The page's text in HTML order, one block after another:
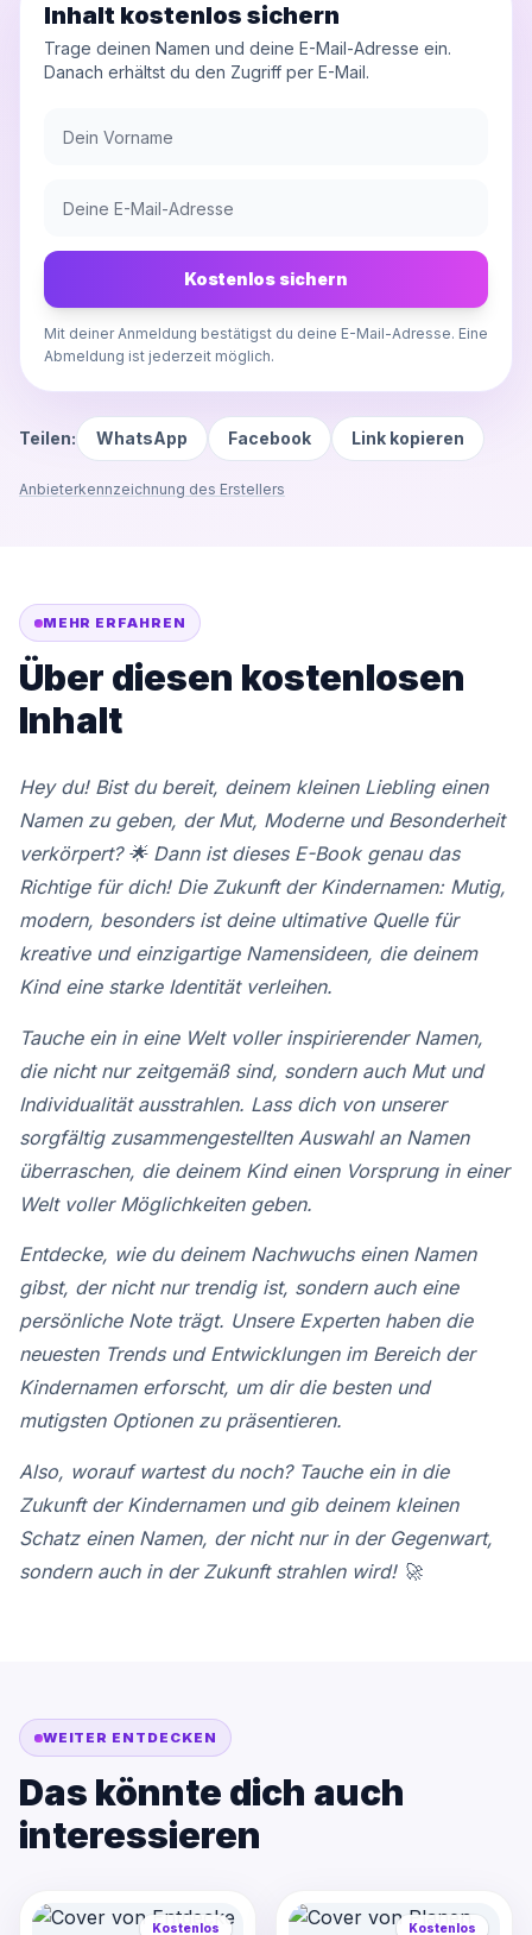
Inhalt kostenlos sichern
Trage deinen Namen und deine E-Mail-Adresse ein.
Danach erhältst du den Zugriff per E-Mail.
Kostenlos sichern
Mit deiner Anmeldung bestätigst du deine E-Mail-Adresse. Eine
Abmeldung ist jederzeit möglich.
Teilen: WhatsApp Facebook Link kopieren
Anbieterkennzeichnung des Erstellers
MEHR ERFAHREN
Über diesen kostenlosen
Inhalt
Hey du! Bist du bereit, deinem kleinen Liebling einen
Namen zu geben, der Mut, Moderne und Besonderheit
verkörpert? 🌟 Dann ist dieses E-Book genau das
Richtige für dich! Die Zukunft der Kindernamen: Mutig,
modern, besonders ist deine ultimative Quelle für
kreative und einzigartige Namensideen, die deinem
Kind eine starke Identität verleihen.
Tauche ein in eine Welt voller inspirierender Namen,
die nicht nur zeitgemäß sind, sondern auch Mut und
Individualität ausstrahlen. Lass dich von unserer
sorgfältig zusammengestellten Auswahl an Namen
überraschen, die deinem Kind einen Vorsprung in einer
Welt voller Möglichkeiten geben.
Entdecke, wie du deinem Nachwuchs einen Namen
gibst, der nicht nur trendig ist, sondern auch eine
persönliche Note trägt. Unsere Experten haben die
neuesten Trends und Entwicklungen im Bereich der
Kindernamen erforscht, um dir die besten und
mutigsten Optionen zu präsentieren.
Also, worauf wartest du noch? Tauche ein in die
Zukunft der Kindernamen und gib deinem kleinen
Schatz einen Namen, der nicht nur in der Gegenwart,
sondern auch in der Zukunft strahlen wird! 🚀
WEITER ENTDECKEN
Das könnte dich auch
interessieren
Kostenlos Kostenlos